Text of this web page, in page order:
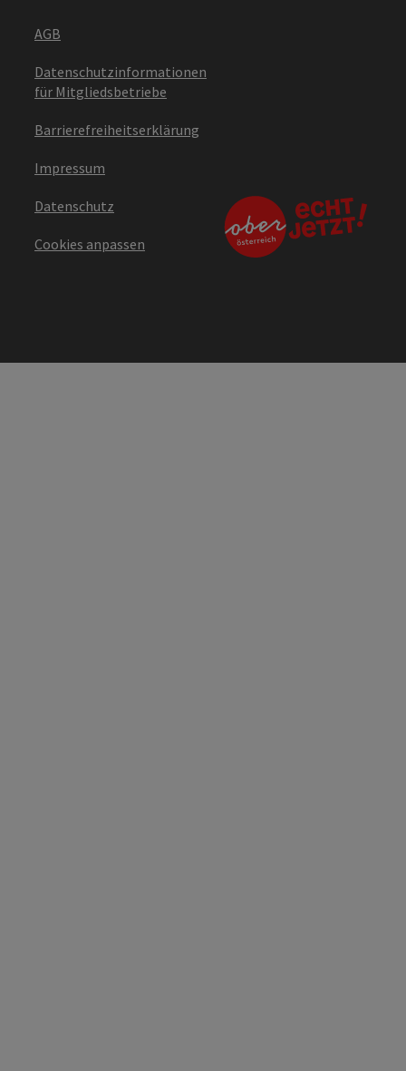
AGB
Datenschutzinformationen
für Mitgliedsbetriebe
Barrierefreiheitserklärung
Impressum
Datenschutz
Cookies anpassen